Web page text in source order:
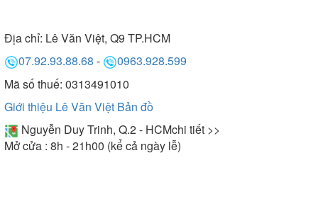
Địa chỉ: Lê Văn Việt, Q9 TP.HCM
07.92.93.88.68 -
0963.928.599
Mã số thuế: 0313491010
Giới thiệu Lê Văn Việt Bản đồ
Nguyễn Duy Trinh, Q.2 - HCMchi tiết >>
Mở cửa : 8h - 21h00 (kể cả ngày lễ)